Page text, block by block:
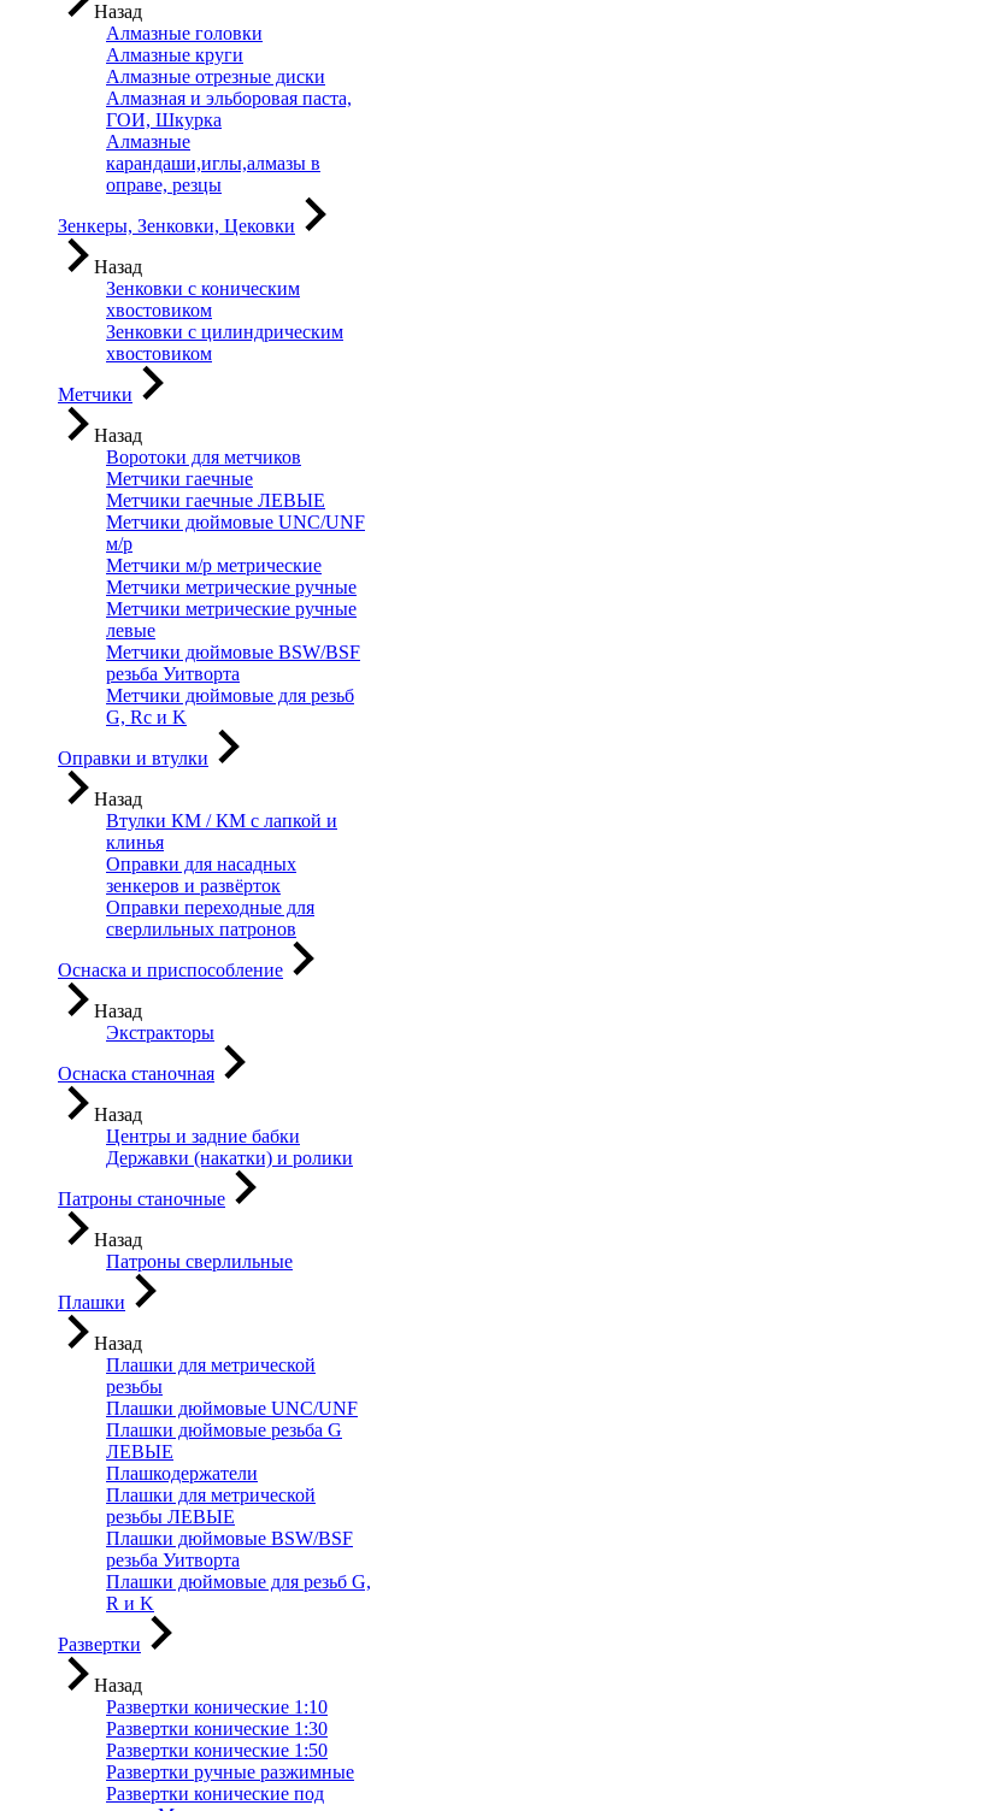
Назад
Алмазные головки
Алмазные круги
Алмазные отрезные диски
Алмазная и эльборовая паста,
ГОИ, Шкурка
Алмазные
карандаши,иглы,алмазы в
оправе, резцы
Зенкеры, Зенковки, Цековки
Назад
Зенковки с коническим
хвостовиком
Зенковки с цилиндрическим
хвостовиком
Метчики
Назад
Воротоки для метчиков
Метчики гаечные
Метчики гаечные ЛЕВЫЕ
Метчики дюймовые UNC/UNF
м/р
Метчики м/р метрические
Метчики метрические ручные
Метчики метрические ручные
левые
Метчики дюймовые BSW/BSF
резьба Уитворта
Метчики дюймовые для резьб
G, Rc и K
Оправки и втулки
Назад
Втулки КМ / КМ с лапкой и
клинья
Оправки для насадных
зенкеров и развёрток
Оправки переходные для
сверлильных патронов
Оснаска и приспособление
Назад
Экстракторы
Оснаска станочная
Назад
Центры и задние бабки
Державки (накатки) и ролики
Патроны станочные
Назад
Патроны сверлильные
Плашки
Назад
Плашки для метрической
резьбы
Плашки дюймовые UNC/UNF
Плашки дюймовые резьба G
ЛЕВЫЕ
Плашкодержатели
Плашки для метрической
резьбы ЛЕВЫЕ
Плашки дюймовые BSW/BSF
резьба Уитворта
Плашки дюймовые для резьб G,
R и K
Развертки
Назад
Развертки конические 1:10
Развертки конические 1:30
Развертки конические 1:50
Развертки ручные разжимные
Развертки конические под